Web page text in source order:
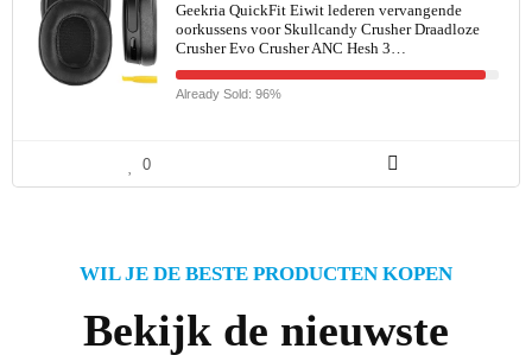
Geekria QuickFit Eiwit lederen vervangende
oorkussens voor Skullcandy Crusher Draadloze
Crusher Evo Crusher ANC Hesh 3…
Already Sold: 96%
0
WIL JE DE BESTE PRODUCTEN KOPEN
Bekijk de nieuwste